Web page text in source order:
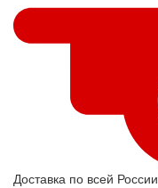
Доставка по всей России